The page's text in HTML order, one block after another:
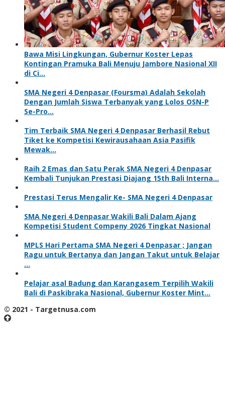
Bawa Misi Lingkungan, Gubernur Koster Lepas
Kontingan Pramuka Bali Menuju Jambore Nasional XII
di Ci…
SMA Negeri 4 Denpasar (Foursma) Adalah Sekolah
Dengan Jumlah Siswa Terbanyak yang Lolos OSN-P
Se-Pro…
Tim Terbaik SMA Negeri 4 Denpasar Berhasil Rebut
Tiket ke Kompetisi Kewirausahaan Asia Pasifik
Mewak…
Raih 2 Emas dan Satu Perak SMA Negeri 4 Denpasar
Kembali Tunjukan Prestasi Diajang 15th Bali Interna…
Prestasi Terus Mengalir Ke- SMA Negeri 4 Denpasar
SMA Negeri 4 Denpasar Wakili Bali Dalam Ajang
Kompetisi Student Compeny 2026 Tingkat Nasional
MPLS Hari Pertama SMA Negeri 4 Denpasar ; Jangan
Ragu untuk Bertanya dan Jangan Takut untuk Belajar
…
Pelajar asal Badung dan Karangasem Terpilih Wakili
Bali di Paskibraka Nasional, Gubernur Koster Mint…
© 2021 - Targetnusa.com